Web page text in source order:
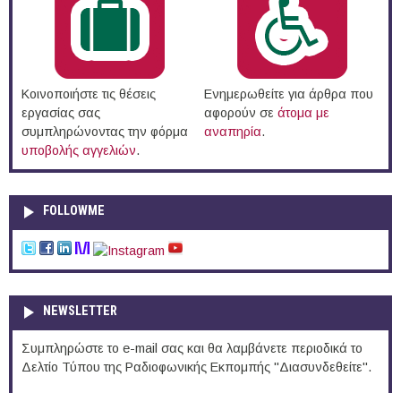
Κοινοποιήστε τις θέσεις
εργασίας σας
συμπληρώνοντας την φόρμα
υποβολής αγγελιών.
Ενημερωθείτε για άρθρα που
αφορούν σε άτομα με
αναπηρία.
FOLLOWME
NEWSLETTER
Συμπληρώστε το e-mail σας και θα λαμβάνετε περιοδικά το
Δελτίο Τύπου της Ραδιοφωνικής Εκπομπής "Διασυνδεθείτε".